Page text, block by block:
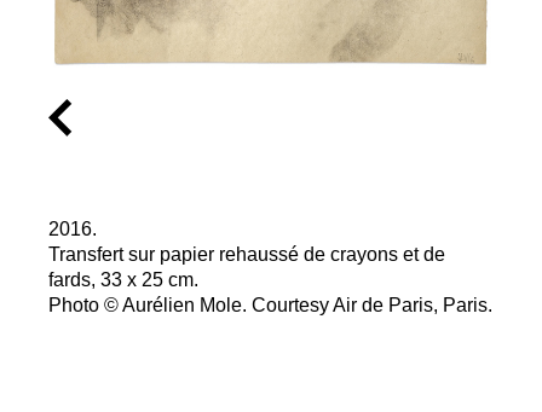
2016.
Transfert sur papier rehaussé de crayons et de
fards, 33 x 25 cm.
Photo © Aurélien Mole. Courtesy Air de Paris, Paris.